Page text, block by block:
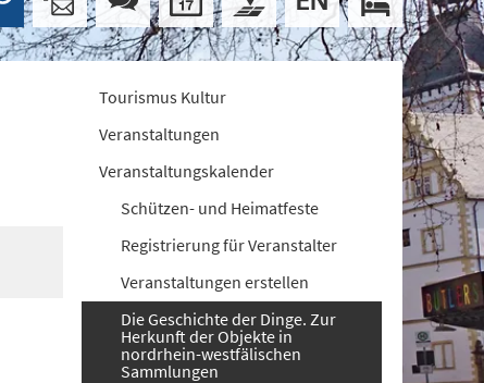
Tourismus Kultur
Veranstaltungen
Veranstaltungskalender
Schützen- und Heimatfeste
Registrierung für Veranstalter
Veranstaltungen erstellen
Die Geschichte der Dinge. Zur
Herkunft der Objekte in
nordrhein-westfälischen
Sammlungen